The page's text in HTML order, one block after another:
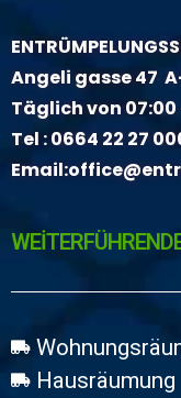
Angeli gasse 47
Täglich von 07:00
Tel :0664 22 27
Email:
Hausräumung